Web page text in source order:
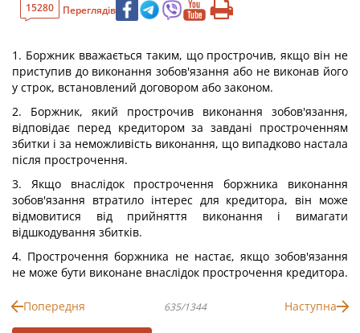
15280 Переглядів
1. Боржник вважається таким, що прострочив, якщо він не
приступив до виконання зобов'язання або не виконав його
у строк, встановлений договором або законом.
2. Боржник, який прострочив виконання зобов'язання,
відповідає перед кредитором за завдані простроченням
збитки і за неможливість виконання, що випадково настала
після прострочення.
3. Якщо внаслідок прострочення боржника виконання
зобов'язання втратило інтерес для кредитора, він може
відмовитися від прийняття виконання і вимагати
відшкодування збитків.
4. Прострочення боржника не настає, якщо зобов'язання
не може бути виконане внаслідок прострочення кредитора.
Попередня 635/1344 Наступна